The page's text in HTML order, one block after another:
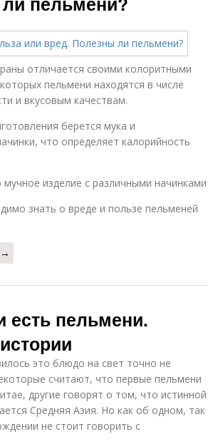
отличается своими колоритными
пельмени находятся в числе
и вкусовым качествам.
берется мука и
что определяет калорийность
изделие с различными начинками
знать о вреде и пользе пельменей
→
есть пельмени.
это блюдо на свет точно не
считают, что первые пельмени
другие говорят о том, что истинной
Средняя Азия. Но как об одном, так
не стоит говорить с